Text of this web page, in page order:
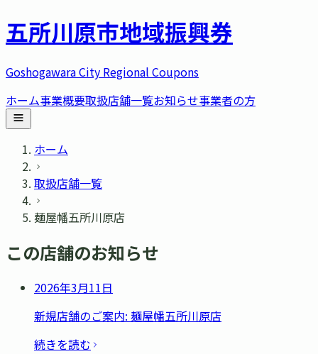
五所川原市地域振興券
Goshogawara City Regional Coupons
ホーム事業概要取扱店舗一覧お知らせ事業者の方
ホーム
取扱店舗一覧
麺屋幡五所川原店
この店舗のお知らせ
2026年3月11日
新規店舗のご案内: 麺屋幡五所川原店
続きを読む